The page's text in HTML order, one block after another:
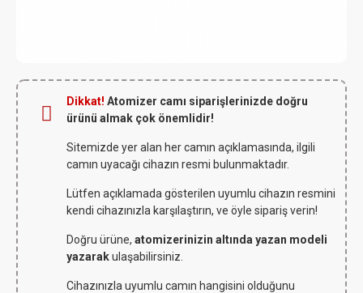
Dikkat! Atomizer camı siparişlerinizde doğru
ürünü almak çok önemlidir!
Sitemizde yer alan her camın açıklamasında, ilgili
camın uyacağı cihazın resmi bulunmaktadır.
Lütfen açıklamada gösterilen uyumlu cihazın resmini
kendi cihazınızla karşılaştırın, ve öyle sipariş verin!
Doğru ürüne, atomizerinizin altında yazan modeli
yazarakulaşabilirsiniz.
Cihazınızla uyumlu camın hangisini olduğunu